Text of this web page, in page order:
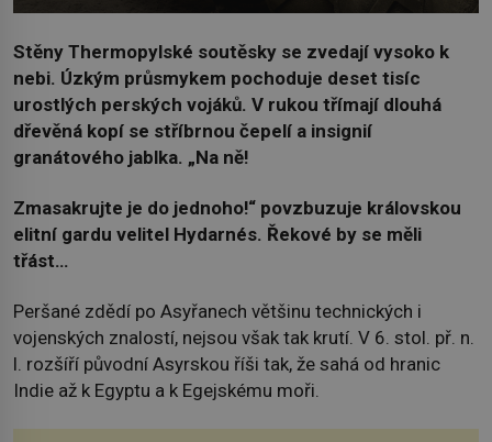
Stěny Thermopylské soutěsky se zvedají vysoko k
nebi. Úzkým průsmykem pochoduje deset tisíc
urostlých perských vojáků. V rukou třímají dlouhá
dřevěná kopí se stříbrnou čepelí a insignií
granátového jablka. „Na ně!
Zmasakrujte je do jednoho!“ povzbuzuje královskou
elitní gardu velitel Hydarnés. Řekové by se měli
třást…
Peršané zdědí po Asyřanech většinu technických i
vojenských znalostí, nejsou však tak krutí. V 6. stol. př. n.
l. rozšíří původní Asyrskou říši tak, že sahá od hranic
Indie až k Egyptu a k Egejskému moři.